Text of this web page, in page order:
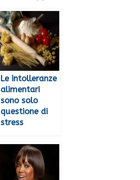
Le intolleranze
alimentari
sono solo
questione di
stress